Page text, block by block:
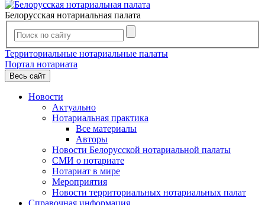
Белорусская нотариальная палата
Территориальные нотариальные палаты
Портал нотариата
Весь сайт
Новости
Актуально
Нотариальная практика
Все материалы
Авторы
Новости Белорусской нотариальной палаты
СМИ о нотариате
Нотариат в мире
Мероприятия
Новости территориальных нотариальных палат
Справочная информация